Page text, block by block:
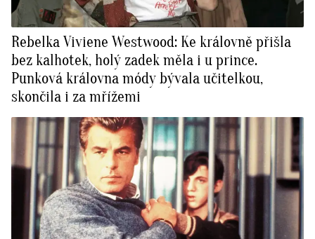
Rebelka Viviene Westwood: Ke královně přišla
bez kalhotek, holý zadek měla i u prince.
Punková královna módy bývala učitelkou,
skončila i za mřížemi